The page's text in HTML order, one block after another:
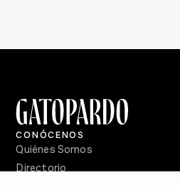
CONÓCENOS
Quiénes Somos
Directorio